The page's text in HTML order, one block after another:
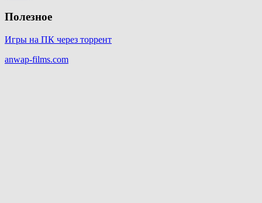
Полезное
Игры на ПК через торрент
anwap-films.com